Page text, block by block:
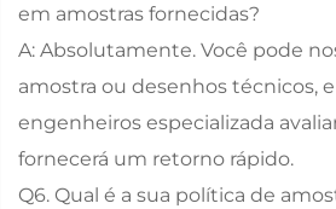
em amostras fornecidas?
A: Absolutamente. Você pode
amostra ou desenhos técnicos,
engenheiros especializada
fornecerá um retorno rápido.
Q6. Qual é a sua política de